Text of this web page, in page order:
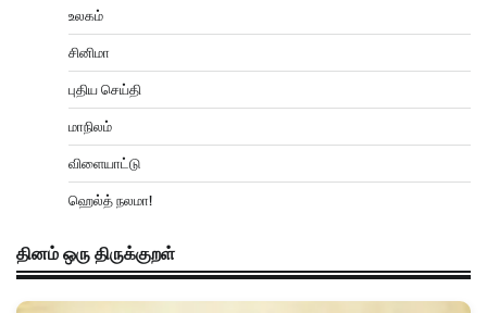
உலகம்
சினிமா
புதிய செய்தி
மாநிலம்
விளையாட்டு
ஹெல்த் நலமா!
தினம் ஒரு திருக்குறள்